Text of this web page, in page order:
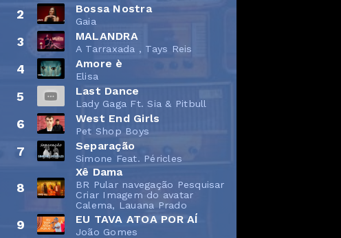
2 Bossa Nostra
Gaia
3 MALANDRA
A Tarraxada , Tays Reis
4 Amore è
Elisa
5 Last Dance
Lady Gaga Ft. Sia & Pitbull
6 West End Girls
Pet Shop Boys
7 Separação
Simone Feat. Péricles
8
Xê Dama
BR Pular navegação Pesquisar
Criar Imagem do avatar
Calema, Lauana Prado
9 EU TAVA ATOA POR AÍ
João Gomes